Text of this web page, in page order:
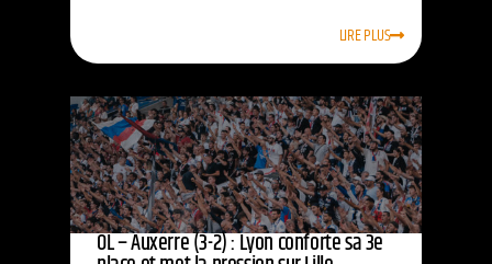
LIRE PLUS
OL – Auxerre (3-2) : Lyon conforte sa 3e